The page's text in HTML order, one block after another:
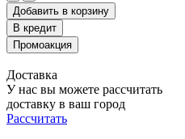
Добавить в корзину
Доставка
У нас вы можете рассчитать
доставку в ваш город
Рассчитать